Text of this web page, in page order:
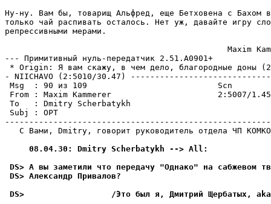
Hу-ну. Вам бы, товарищ Альфред, еще Бетховена с Бахом
только чай распивать осталось. Нет уж, давайте игру
репрессивными меpами.
--- Примитивный нуль-пеpедатчик 2.51.A0901+
* Origin: Я вам скажу, в чем дело, благородные доны
- NIICHAVO (2:5010/30.47)
Msg  : 90 из 109                           Scn
From : Maxim Kammerer                      2:5007/1.45
To   : Dmitry Scherbatykh
Subj : ОРТ
С Вами, Dmitry, говорит руководитель отдела ЧП
     08.04.30: Dmitry Scherbatykh --> All:
DS> А вы заметили что передачу "Однако" на сабжевом
DS> Александр Пpивалов?
DS>                  /Это был я, Дмитрий Щербатых,